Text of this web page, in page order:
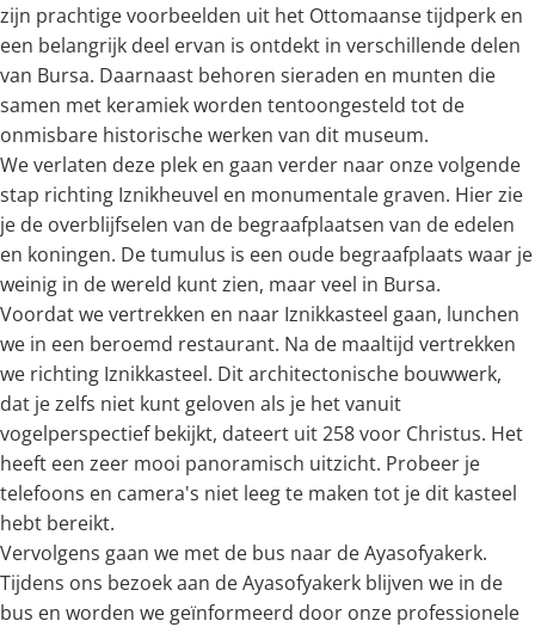
zijn prachtige voorbeelden uit het Ottomaanse tijdperk en
een belangrijk deel ervan is ontdekt in verschillende delen
van Bursa. Daarnaast behoren sieraden en munten die
samen met keramiek worden tentoongesteld tot de
onmisbare historische werken van dit museum.
We verlaten deze plek en gaan verder naar onze volgende
stap richting Iznikheuvel en monumentale graven. Hier zie
je de overblijfselen van de begraafplaatsen van de edelen
en koningen. De tumulus is een oude begraafplaats waar je
weinig in de wereld kunt zien, maar veel in Bursa.
Voordat we vertrekken en naar Iznikkasteel gaan, lunchen
we in een beroemd restaurant. Na de maaltijd vertrekken
we richting Iznikkasteel. Dit architectonische bouwwerk,
dat je zelfs niet kunt geloven als je het vanuit
vogelperspectief bekijkt, dateert uit 258 voor Christus. Het
heeft een zeer mooi panoramisch uitzicht. Probeer je
telefoons en camera's niet leeg te maken tot je dit kasteel
hebt bereikt.
Vervolgens gaan we met de bus naar de Ayasofyakerk.
Tijdens ons bezoek aan de Ayasofyakerk blijven we in de
bus en worden we geïnformeerd door onze professionele